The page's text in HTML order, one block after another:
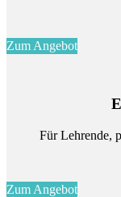
Zum Angebot
Für Leh­ren­de,
Zum Angebot